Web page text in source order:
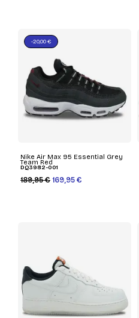
Nike Air Max 95 Essential Grey
Team Red
DQ3982-001
189,95 € 169,95 €
-20,00 €